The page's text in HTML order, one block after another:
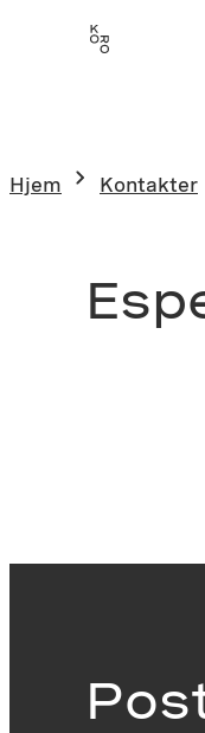
Hjem Kontakter